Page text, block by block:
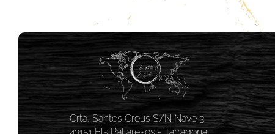
Crta, Santes Creus S/N Nave 3